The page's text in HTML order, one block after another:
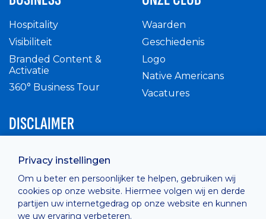
Privacy instellingen
Om u beter en persoonlijker te helpen, gebruiken wij
cookies op onze website. Hiermee volgen wij en derde
partijen uw internetgedrag op onze website en kunnen
we uw ervaring verbeteren.
Hospitality
Visibiliteit
Branded Content &
Activatie
360° Business Tour
Waarden
Geschiedenis
Logo
Native Americans
Vacatures
DISCLAIMER
Privacy Policy
Cashless
verkoopsvoorwaarden
Cookie Policy